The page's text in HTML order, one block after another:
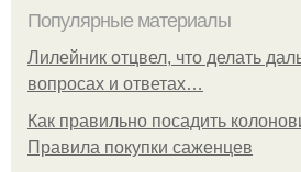
Популярные материалы
Лилейник отцвел, что делать
вопросах и ответах…
Как правильно посадить
Правила покупки саженцев